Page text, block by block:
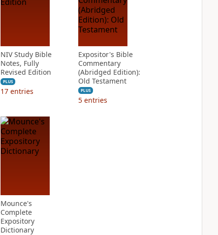
NIV Study Bible
Notes, Fully
Revised Edition
PLUS
17 entries
Expositor's Bible
Commentary
(Abridged Edition):
Old Testament
PLUS
5 entries
Mounce's
Complete
Expository
Dictionary